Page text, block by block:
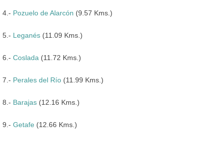
4.- Pozuelo de Alarcón (9.57 Kms.)
5.- Leganés (11.09 Kms.)
6.- Coslada (11.72 Kms.)
7.- Perales del Río (11.99 Kms.)
8.- Barajas (12.16 Kms.)
9.- Getafe (12.66 Kms.)